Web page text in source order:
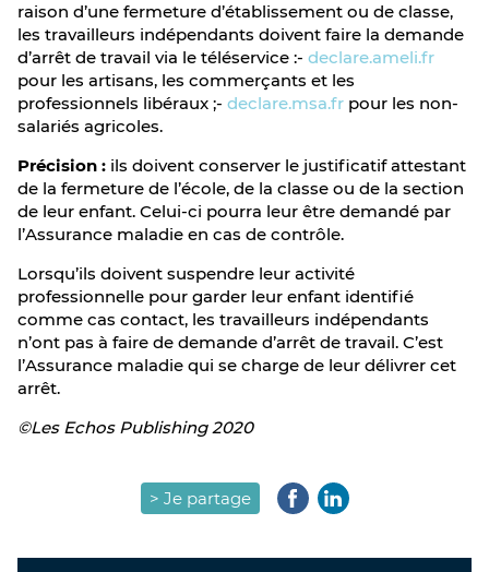
raison d’une fermeture d’établissement ou de classe,
les travailleurs indépendants doivent faire la demande
d’arrêt de travail via le téléservice :- declare.ameli.fr
pour les artisans, les commerçants et les
professionnels libéraux ;- declare.msa.fr pour les non-
salariés agricoles.
Précision : ils doivent conserver le justificatif attestant
de la fermeture de l’école, de la classe ou de la section
de leur enfant. Celui-ci pourra leur être demandé par
l’Assurance maladie en cas de contrôle.
Lorsqu’ils doivent suspendre leur activité
professionnelle pour garder leur enfant identifié
comme cas contact, les travailleurs indépendants
n’ont pas à faire de demande d’arrêt de travail. C’est
l’Assurance maladie qui se charge de leur délivrer cet
arrêt.
©Les Echos Publishing 2020
> Je partage